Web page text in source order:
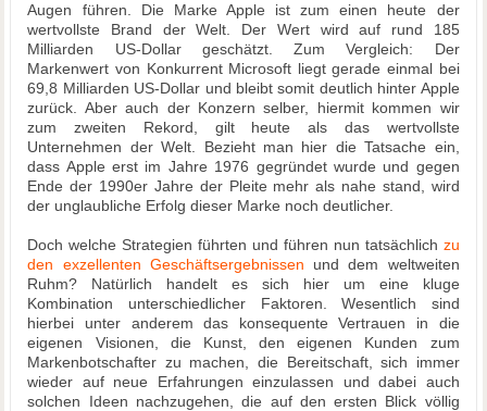
Augen führen. Die Marke Apple ist zum einen heute der
wertvollste Brand der Welt. Der Wert wird auf rund 185
Milliarden US-Dollar geschätzt. Zum Vergleich: Der
Markenwert von Konkurrent Microsoft liegt gerade einmal bei
69,8 Milliarden US-Dollar und bleibt somit deutlich hinter Apple
zurück. Aber auch der Konzern selber, hiermit kommen wir
zum zweiten Rekord, gilt heute als das wertvollste
Unternehmen der Welt. Bezieht man hier die Tatsache ein,
dass Apple erst im Jahre 1976 gegründet wurde und gegen
Ende der 1990er Jahre der Pleite mehr als nahe stand, wird
der unglaubliche Erfolg dieser Marke noch deutlicher.
Doch welche Strategien führten und führen nun tatsächlich zu
den exzellenten Geschäftsergebnissen und dem weltweiten
Ruhm? Natürlich handelt es sich hier um eine kluge
Kombination unterschiedlicher Faktoren. Wesentlich sind
hierbei unter anderem das konsequente Vertrauen in die
eigenen Visionen, die Kunst, den eigenen Kunden zum
Markenbotschafter zu machen, die Bereitschaft, sich immer
wieder auf neue Erfahrungen einzulassen und dabei auch
solchen Ideen nachzugehen, die auf den ersten Blick völlig